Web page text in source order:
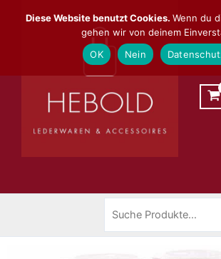
Inhalt
Diese Website benutzt Cookies. Wenn du
gehen wir von deinem
OK
Nein